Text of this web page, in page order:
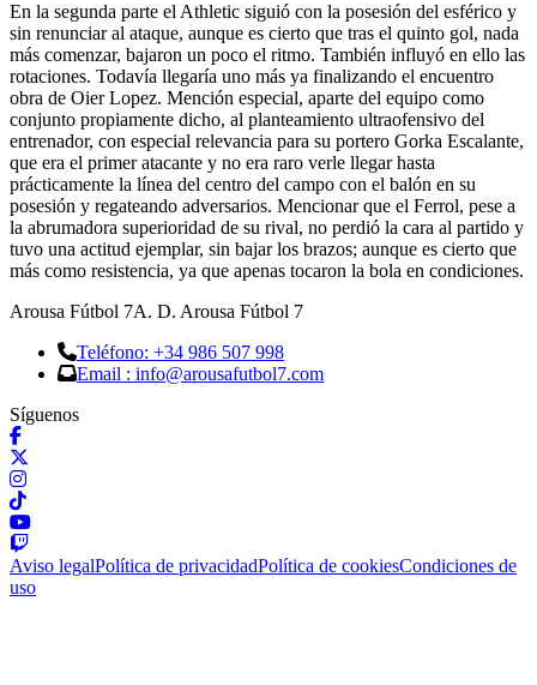
En la segunda parte el Athletic siguió con la posesión del esférico y
sin renunciar al ataque, aunque es cierto que tras el quinto gol, nada
más comenzar, bajaron un poco el ritmo. También influyó en ello las
rotaciones. Todavía llegaría uno más ya finalizando el encuentro
obra de Oier Lopez. Mención especial, aparte del equipo como
conjunto propiamente dicho, al planteamiento ultraofensivo del
entrenador, con especial relevancia para su portero Gorka Escalante,
que era el primer atacante y no era raro verle llegar hasta
prácticamente la línea del centro del campo con el balón en su
posesión y regateando adversarios. Mencionar que el Ferrol, pese a
la abrumadora superioridad de su rival, no perdió la cara al partido y
tuvo una actitud ejemplar, sin bajar los brazos; aunque es cierto que
más como resistencia, ya que apenas tocaron la bola en condiciones.
Arousa Fútbol 7A. D. Arousa Fútbol 7
Teléfono: +34 986 507 998
Email : info@arousafutbol7.com
Síguenos
Aviso legalPolítica de privacidadPolítica de cookiesCondiciones de
uso